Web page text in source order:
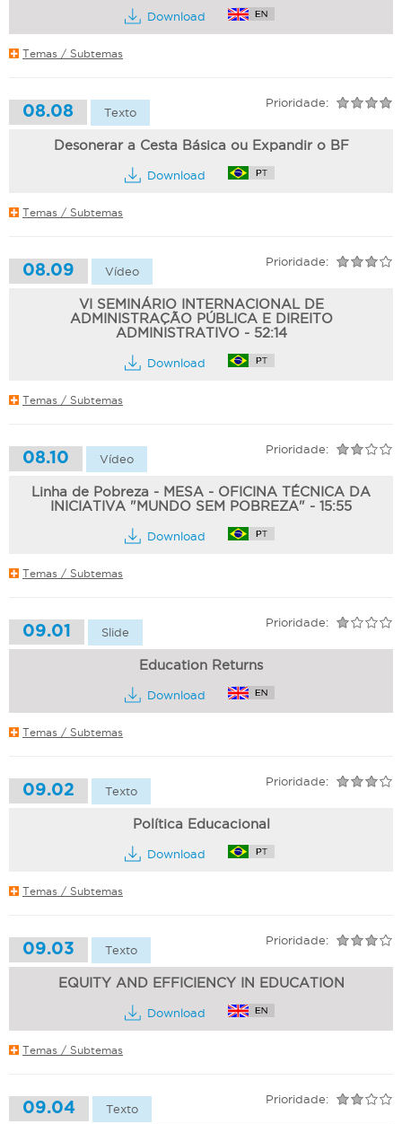
Download
Temas / Subtemas
08.08 Texto
Prioridade:
Desonerar a Cesta Básica ou Expandir o BF
Download
Temas / Subtemas
08.09 Vídeo
Prioridade:
VI SEMINÁRIO INTERNACIONAL DE
ADMINISTRAÇÃO PÚBLICA E DIREITO
ADMINISTRATIVO - 52:14
Download
Temas / Subtemas
08.10 Vídeo
Prioridade:
Linha de Pobreza - MESA - OFICINA TÉCNICA DA
INICIATIVA "MUNDO SEM POBREZA" - 15:55
Download
Temas / Subtemas
09.01 Slide
Prioridade:
Education Returns
Download
Temas / Subtemas
09.02 Texto
Prioridade:
Política Educacional
Download
Temas / Subtemas
09.03 Texto
Prioridade:
EQUITY AND EFFICIENCY IN EDUCATION
Download
Temas / Subtemas
09.04 Texto
Prioridade: